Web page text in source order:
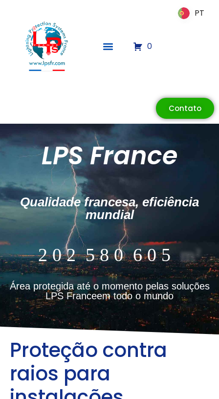
0
Contato
LPS France
Qualidade francesa, eficiência
mundial
2 0 2 5 8 0 6 0 5 m²
Área protegida até o momento pelas soluções
LPS Franceem todo o mundo
Proteção contra
raios para
ECLAIR
Online
PT
PT